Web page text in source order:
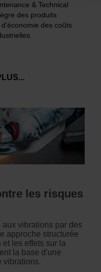
& Technical
des produits
des coûts
les risques
vibrations par des
approche structurée
les effets sur la
la base d'une
vibrations.